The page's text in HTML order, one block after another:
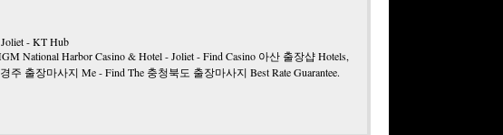
- KT Hub
National Harbor Casino & Hotel - Joliet - Find Casino 아산 출장샵Hotels,
경주 출장마사지 Me - Find The 충청북도 출장마사지 Best Rate Guarantee.